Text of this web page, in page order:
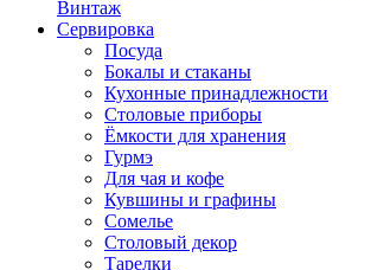
Винтаж
Сервировка
Посуда
Бокалы и стаканы
Кухонные принадлежности
Столовые приборы
Ëмкости для хранения
Гурмэ
Для чая и кофе
Кувшины и графины
Сомелье
Столовый декор
Тарелки